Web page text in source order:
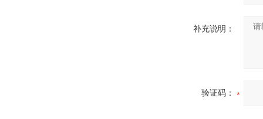
补充说明：
验证码：